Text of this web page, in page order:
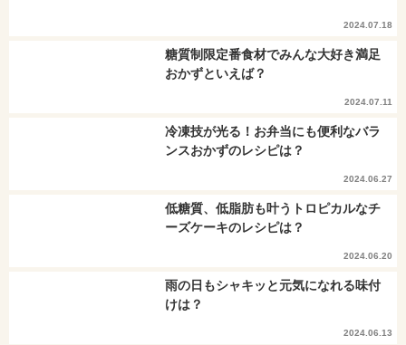
2024.07.18
糖質制限定番食材でみんな大好き満足
おかずといえば？
2024.07.11
冷凍技が光る！お弁当にも便利なバラ
ンスおかずのレシピは？
2024.06.27
低糖質、低脂肪も叶うトロピカルなチ
ーズケーキのレシピは？
2024.06.20
雨の日もシャキッと元気になれる味付
けは？
2024.06.13